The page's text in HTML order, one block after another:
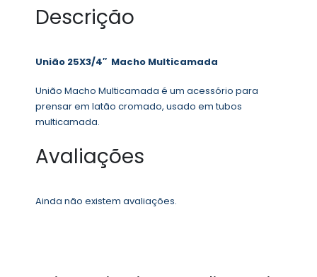
Descrição
União 25X3/4″ Macho Multicamada
União Macho Multicamada é um acessório para
prensar em latão cromado, usado em tubos
multicamada.
Avaliações
Ainda não existem avaliações.